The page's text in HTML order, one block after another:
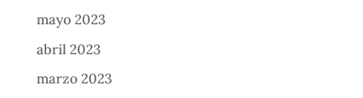
mayo 2023
abril 2023
marzo 2023